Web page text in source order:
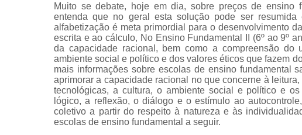
Muito se debate, hoje em dia, sobre preços de ensino
entenda que no geral esta solução pode ser
alfabetização é meta primordial para o desenvolvimento
escrita e ao cálculo, No Ensino Fundamental II (6º ao 9º
da capacidade racional, bem como a compreensão do
ambiente social e político e dos valores éticos que fazem
mais informações sobre escolas de ensino fundamental
aprimorar a capacidade racional no que concerne à
tecnológicas, a cultura, o ambiente social e político e
lógico, a reflexão, o diálogo e o estímulo ao
coletivo a partir do respeito à natureza e às
escolas de ensino fundamental a seguir.